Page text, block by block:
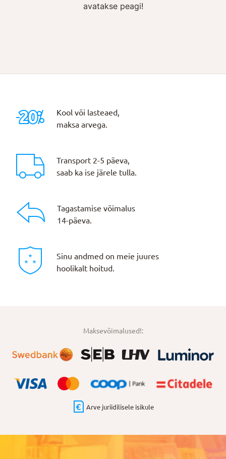
avatakse peagi!
Kool või lasteaed,
maksa arvega.
Transport 2-5 päeva,
saab ka ise järele tulla.
Tagastamise võimalus
14-päeva.
Sinu andmed on meie juures
hoolikalt hoitud.
Maksevõimalused!:
Arve juriidilisele isikule